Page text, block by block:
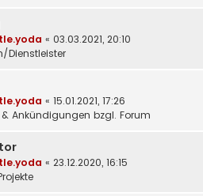
« 03.03.2021, 20:10
Dienstleister
« 15.01.2021, 17:26
Ankündigungen bzgl. Forum
« 23.12.2020, 16:15